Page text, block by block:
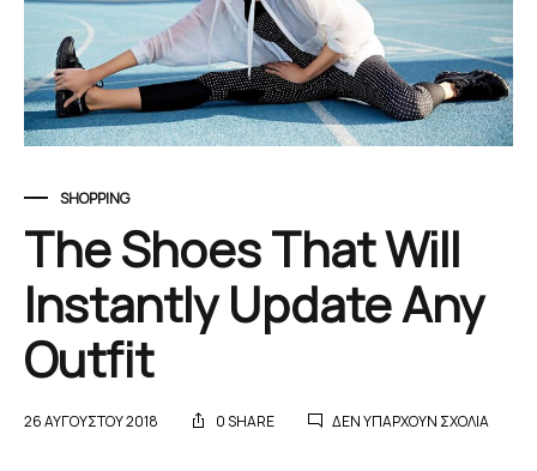
SHOPPING
The Shoes That Will
Instantly Update Any
Outfit
26 ΑΥΓΟΎΣΤΟΥ 2018 0 SHARE ΔΕΝ ΥΠΆΡΧΟΥΝ ΣΧΌΛΙΑ